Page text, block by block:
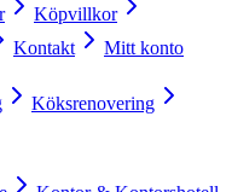
Köpvillkor
Kontakt
Mitt konto
Köksrenovering